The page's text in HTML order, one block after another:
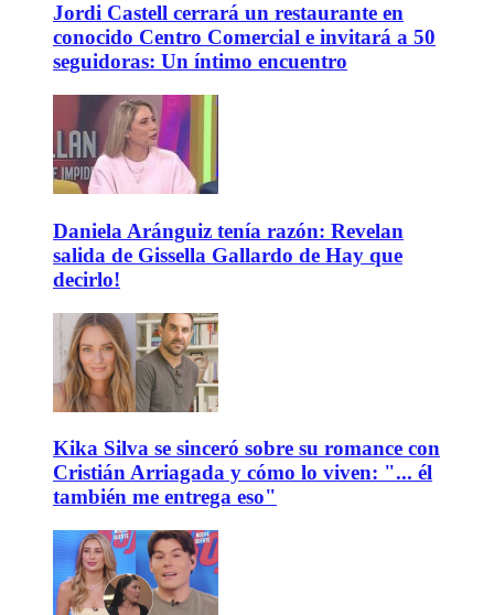
Jordi Castell cerrará un restaurante en
conocido Centro Comercial e invitará a 50
seguidoras: Un íntimo encuentro
Daniela Aránguiz tenía razón: Revelan
salida de Gissella Gallardo de Hay que
decirlo!
Kika Silva se sinceró sobre su romance con
Cristián Arriagada y cómo lo viven: "... él
también me entrega eso"